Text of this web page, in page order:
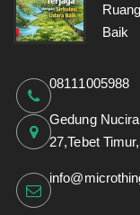
Baik
08111005988
Gedung
27,Tebet